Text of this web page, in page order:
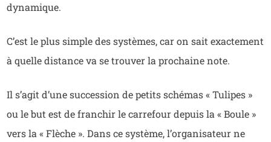
dynamique.
C’est le plus simple des systèmes, car on sait exactement
à quelle distance va se trouver la prochaine note.
Il s’agit d’une succession de petits schémas « Tulipes »
ou le but est de franchir le carrefour depuis la « Boule »
vers la « Flèche ». Dans ce système, l’organisateur ne